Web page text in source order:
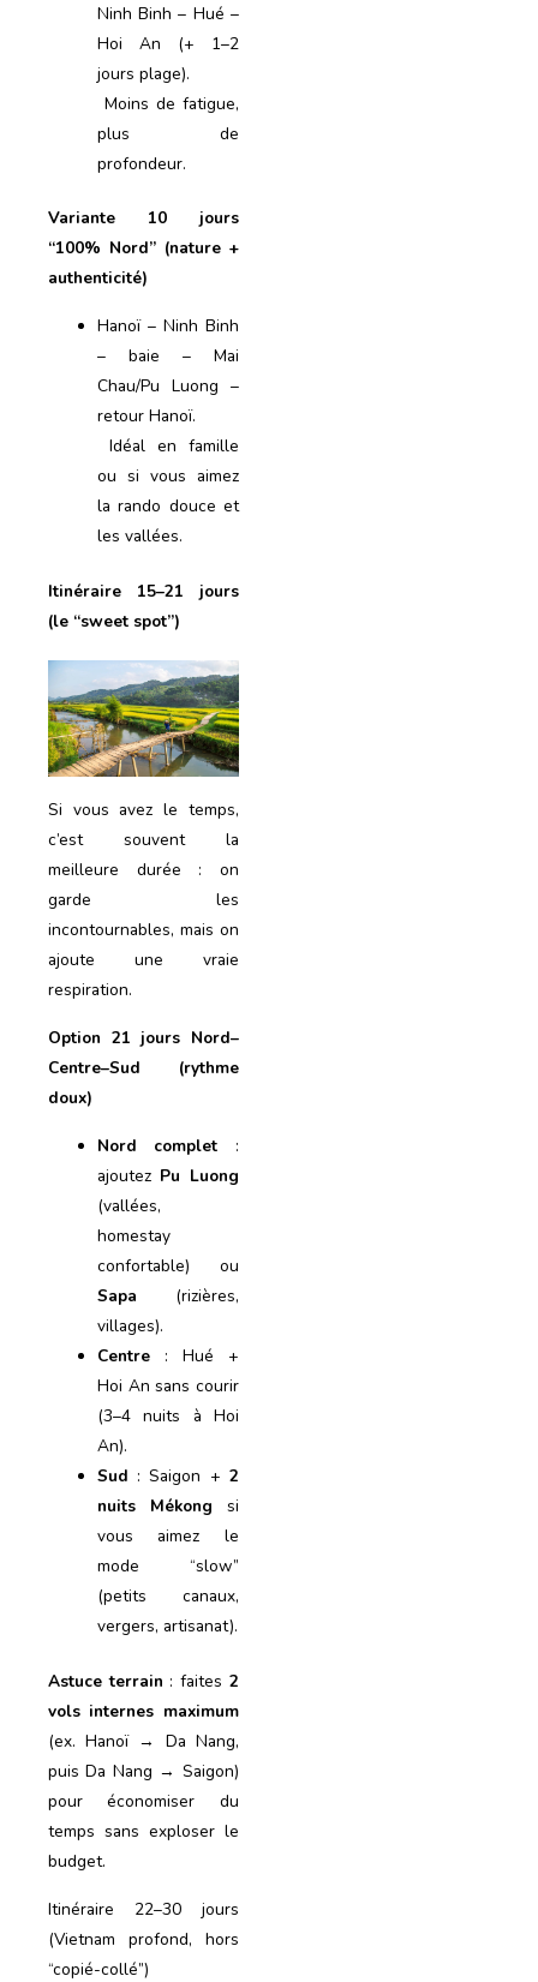
Ninh Binh – Hué –
Hoi An (+ 1–2
jours plage).
Moins de fatigue,
plus de
profondeur.
Variante 10 jours
“100% Nord” (nature +
authenticité)
Hanoï – Ninh Binh
– baie – Mai
Chau/Pu Luong –
retour Hanoï.
Idéal en famille
ou si vous aimez
la rando douce et
les vallées.
Itinéraire 15–21 jours
(le “sweet spot”)
Si vous avez le temps,
c’est souvent la
meilleure durée : on
garde les
incontournables, mais on
ajoute une vraie
respiration.
Option 21 jours Nord–
Centre–Sud (rythme
doux)
Nord complet :
ajoutez Pu Luong
(vallées,
homestay
confortable) ou
Sapa (rizières,
villages).
Centre : Hué +
Hoi An sans courir
(3–4 nuits à Hoi
An).
Sud : Saigon + 2
nuits Mékong si
vous aimez le
mode “slow”
(petits canaux,
vergers, artisanat).
Astuce terrain : faites 2
vols internes maximum
(ex. Hanoï → Da Nang,
puis Da Nang → Saigon)
pour économiser du
temps sans exploser le
budget.
Itinéraire 22–30 jours
(Vietnam profond, hors
“copié-collé”)